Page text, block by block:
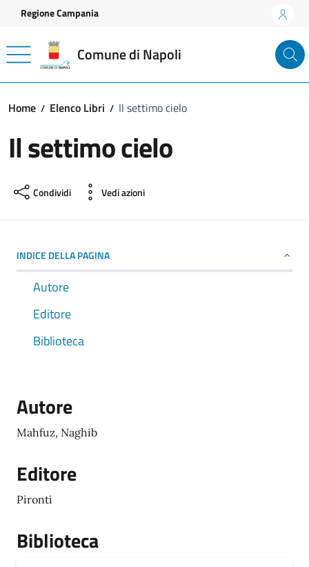
Vai ai contenuti
Vai al footer
Regione Campania
Comune di Napoli
Home Elenco Libri Il settimo cielo
Il settimo cielo
Condividi Vedi azioni
INDICE DELLA PAGINA
Autore
Editore
Biblioteca
Autore
Mahfuz, Naghib
Editore
Pironti
Biblioteca